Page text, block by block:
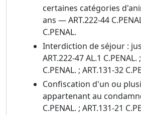
certaines catégories
ans — ART.222-44
C.PENAL.
Interdiction de séjour :
ART.222-47 AL.1 C.PENAL.
C.PENAL. ; ART.131-32
Confiscation d'un ou
appartenant au
C.PENAL. ; ART.131-21